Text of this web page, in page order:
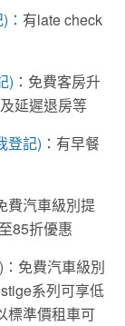
有late check
) ：免費客房升
延遲退房等
登記) ：有早餐
費汽車級別提
85折優惠
)：免費汽車級別
系列可享低
標準價租車可